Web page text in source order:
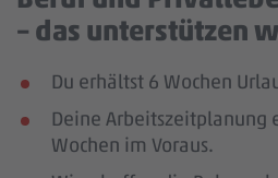
– das unterstützen
Du erhältst 6 Wochen
Deine Arbeitszeitplanung
Wochen im Voraus.